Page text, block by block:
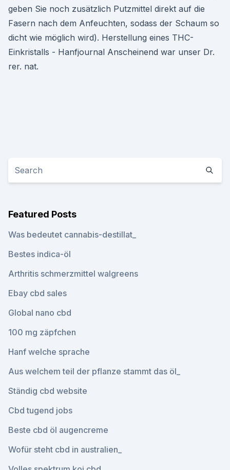
geben Sie noch zusätzlich Putzmittel direkt auf die
Fasern nach dem Anfeuchten, sodass der Schaum so
dicht wie möglich wird). Herstellung eines THC-
Einkristalls - Hanfjournal Anscheinend war unser Dr.
rer. nat.
Featured Posts
Was bedeutet cannabis-destillat_
Bestes indica-öl
Arthritis schmerzmittel walgreens
Ebay cbd sales
Global nano cbd
100 mg zäpfchen
Hanf welche sprache
Aus welchem ​​teil der pflanze stammt das öl_
Ständig cbd website
Cbd tugend jobs
Beste cbd öl augencreme
Wofür steht cbd in australien_